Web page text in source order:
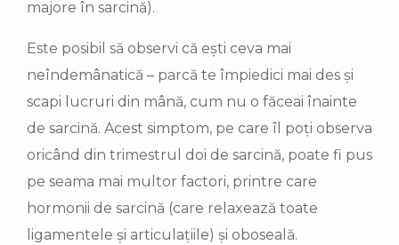
majore în sarcină).
Este posibil să observi că ești ceva mai
neîndemânatică – parcă te împiedici mai des și
scapi lucruri din mână, cum nu o făceai înainte
de sarcină. Acest simptom, pe care îl poți observa
oricând din trimestrul doi de sarcină, poate fi pus
pe seama mai multor factori, printre care
hormonii de sarcină (care relaxează toate
ligamentele și articulațiile) și oboseală.